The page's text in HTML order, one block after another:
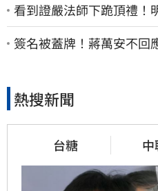
看到證嚴法師下跪頂禮！
慈濟…全家爽睡黃金堆
簽名被蓋牌！蔣萬安不
熱搜新聞
台糖